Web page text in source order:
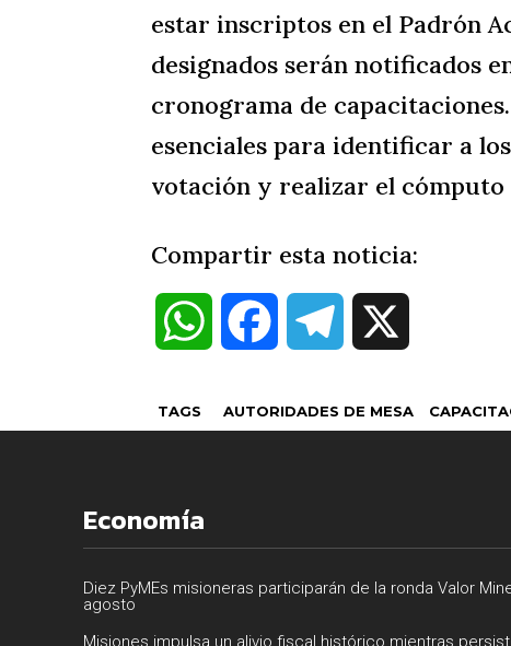
estar inscriptos en el Padrón
designados serán notificados
cronograma de
esenciales para identificar a
votación y realizar el cómputo
Compartir esta noticia:
W
a
s
c
b
l
g
TAGS AUTORIDADES DE MESA
Economía
Diez PyMEs misioneras participarán de la ronda Valor
agosto
Misiones impulsa un alivio fiscal histórico mientras